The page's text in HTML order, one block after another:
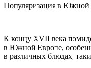
Популяризация в
К концу XVII века
в Южной Европе,
в различных блюдах,